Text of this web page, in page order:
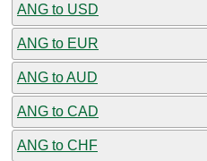
ANG to USD
ANG to EUR
ANG to AUD
ANG to CAD
ANG to CHF